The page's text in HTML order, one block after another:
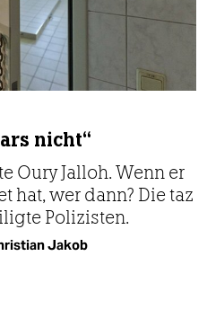
nicht“
Oury Jalloh. Wenn er
hat, wer dann? Die taz
Polizisten.
Jakob